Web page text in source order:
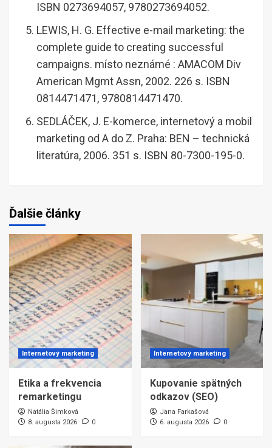
ISBN 0273694057, 9780273694052.
LEWIS, H. G. Effective e-mail marketing: the
complete guide to creating successful
campaigns. místo neznámé : AMACOM Div
American Mgmt Assn, 2002. 226 s. ISBN
0814471471, 9780814471470.
SEDLÁČEK, J. E-komerce, internetový a mobil
marketing od A do Z. Praha: BEN – technická
literatúra, 2006. 351 s. ISBN 80-7300-195-0.
Ďalšie články
Internetový marketing
Etika a frekvencia
remarketingu
Natália Šimková
8. augusta 2026
0
Internetový marketing
Kupovanie spätných
odkazov (SEO)
Jana Farkašová
6. augusta 2026
0